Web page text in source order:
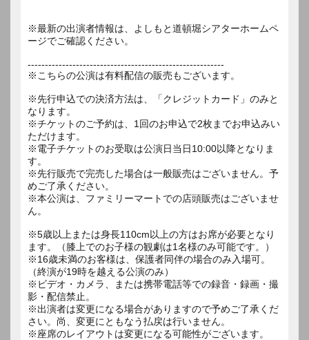
※最新の出演者情報は、よしもと道頓堀シアターホームペ
ージでご確認ください。
---------------------------------------------------------
※こちらの公演は有料配信の販売もございます。
※先行申込での決済方法は、「クレジットカード」のみと
なります。
※チケットのご予約は、1回のお申込で2枚までお申込みい
ただけます。
※電子チケットのお受取は公演日当日10:00以降となりま
す。
※先行販売で完売した場合は一般販売はございません。予
めご了承ください。
※本公演は、ファミリーマートでの店頭販売はございませ
ん。
※5歳以上または身長110cm以上の方はお席が必要となり
ます。（膝上でのお子様の観劇は1名様のみ可能です。）
※16歳未満のお客様は、保護者同伴の場合のみ入場可。
（終演が19時を越える公演のみ）
※ビデオ・カメラ、または携帯電話等での録音・録画・撮
影・配信禁止。
※出演者は変更になる場合がありますので予めご了承くだ
さい。尚、変更にともなう払戻は行いません。
※座席のレイアウトは変更になる可能性がございます。